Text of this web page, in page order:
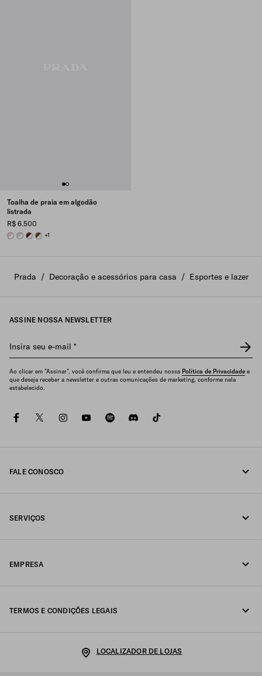
Toalha de praia em algodão
listrada
R$ 6.500
WHITE/PALE ROSE
WHITE/CORNFLOWER BLUE
WHITE/BURGUNDY
WHITE/BRANDY
+1
Prada / Decoração e acessórios para casa / Esportes e lazer
ASSINE NOSSA NEWSLETTER
Insira seu e-mail *
Ao clicar em "Assinar", você confirma que leu e entendeu nossa Política de Privacidade e
que deseja receber a newsletter e outras comunicações de marketing, conforme nela
estabelecido.
facebooktwitterinstagramyoutubespotifydiscord
FALE CONOSCO
Fale conosco pelo WhatsApp
SERVIÇOS
EMPRESA
TERMOS E CONDIÇÕES LEGAIS
LOCALIZADOR DE LOJAS